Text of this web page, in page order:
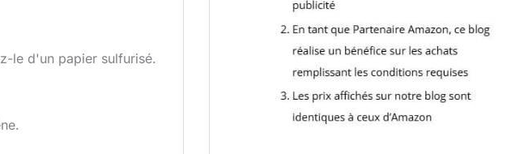
le d'un papier sulfurisé.